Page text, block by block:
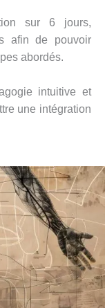
sur 6 jours,
afin de pouvoir
abordés.
intuitive et
une intégration